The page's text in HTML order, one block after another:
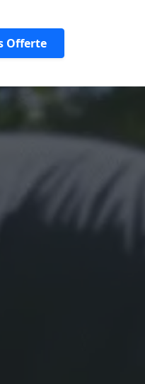
Offerte